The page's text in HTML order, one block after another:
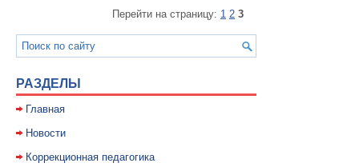
Перейти на страницу: 1 2 3
РАЗДЕЛЫ
Главная
Новости
Коррекционная педагогика